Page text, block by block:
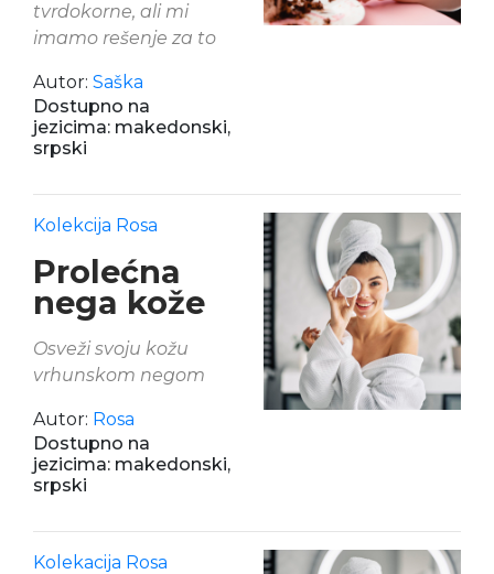
tvrdokorne, ali mi
imamo rešenje za to
Autor: Saška
Dostupno na
jezicima: makedonski,
srpski
Kolekcija Rosa
Prolećna
nega kože
Osveži svoju kožu
vrhunskom negom
Autor: Rosa
Dostupno na
jezicima: makedonski,
srpski
Kolekacija Rosa